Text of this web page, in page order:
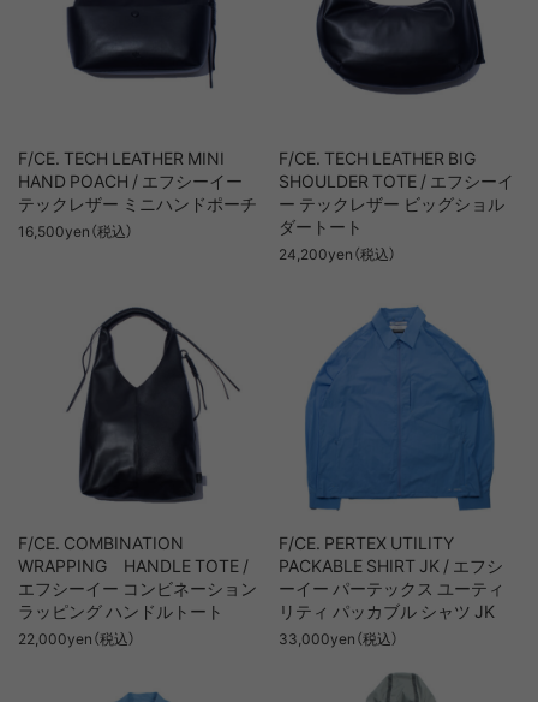
F/CE. TECH LEATHER MINI
HAND POACH / エフシーイー
テックレザー ミニハンドポーチ
16,500yen（税込）
F/CE. TECH LEATHER BIG
SHOULDER TOTE / エフシーイ
ー テックレザー ビッグショル
ダートート
24,200yen（税込）
F/CE. COMBINATION
WRAPPING HANDLE TOTE /
エフシーイー コンビネーション
ラッピング ハンドルトート
22,000yen（税込）
F/CE. PERTEX UTILITY
PACKABLE SHIRT JK / エフシ
ーイー パーテックス ユーティ
リティ パッカブル シャツ JK
33,000yen（税込）